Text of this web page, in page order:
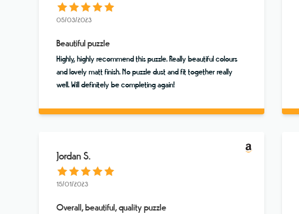
05/03/2023
Beautiful puzzle
Highly, highly recommend this puzzle. Really beautiful colours
and lovely matt finish. No puzzle dust and fit together really
well. Will definitely be completing again!
Jordan S.
15/01/2023
Overall, beautiful, quality puzzle